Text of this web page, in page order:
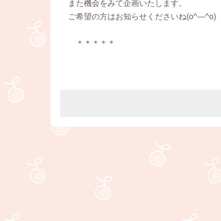
また機会をみて企画いたします。
ご希望の方はお知らせくださいね(o^―^o)
＊＊＊＊＊